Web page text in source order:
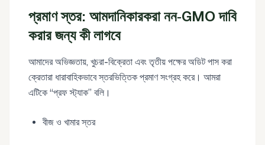
প্রমাণ স্তর: আমদানিকারকরা নন‑GMO দাবি
করার জন্য কী লাগবে
আমাদের অভিজ্ঞতায়, খুচরা-বিক্রেতা এবং তৃতীয় পক্ষের অডিট পাস করা
ক্রেতারা ধারাবাহিকভাবে স্তরভিত্তিক প্রমাণ সংগ্রহ করে। আমরা
এটিকে “প্রফ স্ট্যাক” বলি।
বীজ ও খামার স্তর